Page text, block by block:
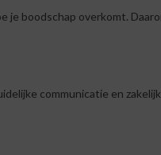
boodschap overkomt.
communicatie en